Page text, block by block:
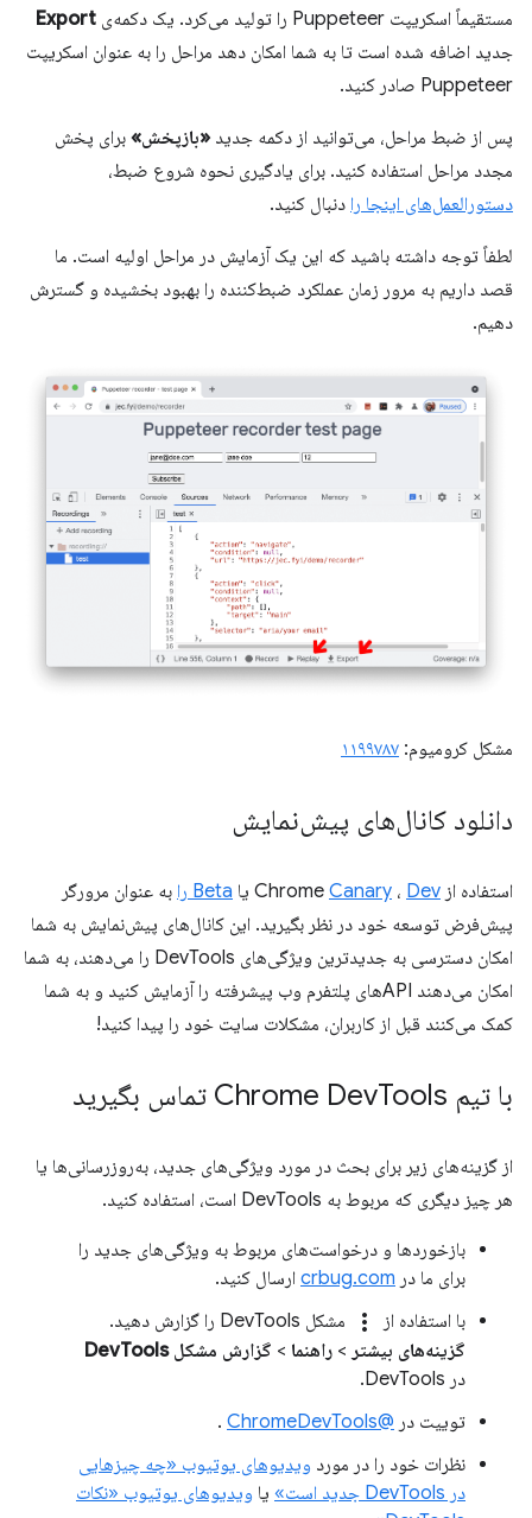
مستقیماً اسکریپت Puppeteer را تولید می‌کرد. یک دکمه‌ی
Export
جدید اضافه شده است تا به شما امکان دهد مراحل را به عنوان اسکریپت
Puppeteer صادر کنید.
پس از ضبط مراحل، می‌توانید از دکمه جدید «بازپخش» برای پخش
مجدد مراحل استفاده کنید. برای یادگیری نحوه شروع ضبط،
دستورالعمل‌های اینجا را دنبال کنید.
لطفاً توجه داشته باشید که این یک آزمایش در مراحل اولیه است. ما
قصد داریم به مرور زمان عملکرد ضبط‌کننده را بهبود بخشیده و گسترش
دهیم.
مشکل کرومیوم: ۱۱۹۹۷۸۷
دانلود کانال‌های پیش‌نمایش
استفاده از Chrome Canary ، Dev یا Beta را
به عنوان مرورگر
پیش‌فرض توسعه خود در نظر بگیرید. این کانال‌های پیش‌نمایش به شما
امکان دسترسی به جدیدترین ویژگی‌های DevTools را می‌دهند، به شما
امکان می‌دهند APIهای پلتفرم وب پیشرفته را آزمایش کنید و به شما
کمک می‌کنند قبل از کاربران، مشکلات سایت خود را پیدا کنید!
با تیم Chrome Dev Tools تماس بگیرید
از گزینه‌های زیر برای بحث در مورد ویژگی‌های جدید، به‌روزرسانی‌ها یا
هر چیز دیگری که مربوط به DevTools است، استفاده کنید.
بازخوردها و درخواست‌های مربوط به ویژگی‌های جدید را
برای ما در crbug.com ارسال کنید.
با استفاده از
more_vert
مشکل DevTools را گزارش دهید.
گزینه‌های بیشتر > راهنما > گزارش مشکل DevTools
در DevTools.
توییت در @ChromeDevTools
.
نظرات خود را در مورد ویدیوهای یوتیوب «چه چیزهایی
در DevTools جدید است»
یا ویدیوهای یوتیوب «نکات